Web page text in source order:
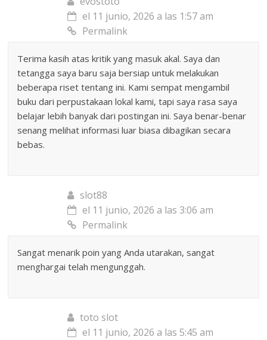
el 11 junio, 2026 a las 1:57 am
Permalink
Terima kasih atas kritik yang masuk akal. Saya dan
tetangga saya baru saja bersiap untuk melakukan
beberapa riset tentang ini. Kami sempat mengambil
buku dari perpustakaan lokal kami, tapi saya rasa saya
belajar lebih banyak dari postingan ini. Saya benar-benar
senang melihat informasi luar biasa dibagikan secara
bebas.
slot88
el 11 junio, 2026 a las 3:06 am
Permalink
Sangat menarik poin yang Anda utarakan, sangat
menghargai telah mengunggah.
toto slot
el 11 junio, 2026 a las 5:45 am